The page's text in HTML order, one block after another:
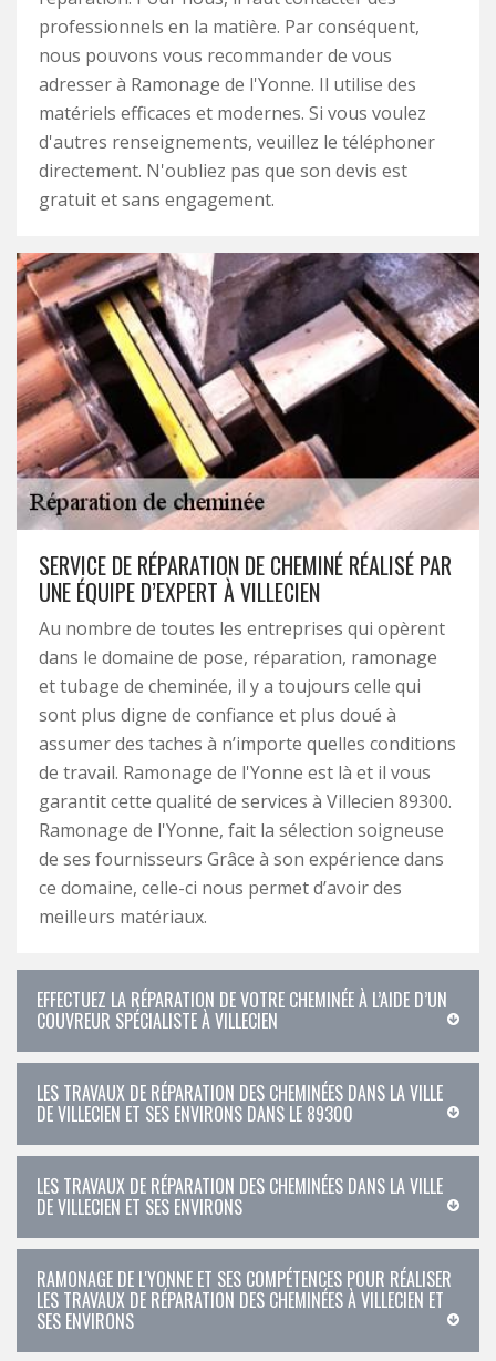
professionnels en la matière. Par conséquent,
nous pouvons vous recommander de vous
adresser à Ramonage de l'Yonne. Il utilise des
matériels efficaces et modernes. Si vous voulez
d'autres renseignements, veuillez le téléphoner
directement. N'oubliez pas que son devis est
gratuit et sans engagement.
SERVICE DE RÉPARATION DE CHEMINÉ RÉALISÉ PAR
UNE ÉQUIPE D’EXPERT À VILLECIEN
Au nombre de toutes les entreprises qui opèrent
dans le domaine de pose, réparation, ramonage
et tubage de cheminée, il y a toujours celle qui
sont plus digne de confiance et plus doué à
assumer des taches à n’importe quelles conditions
de travail. Ramonage de l'Yonne est là et il vous
garantit cette qualité de services à Villecien 89300.
Ramonage de l'Yonne, fait la sélection soigneuse
de ses fournisseurs Grâce à son expérience dans
ce domaine, celle-ci nous permet d’avoir des
meilleurs matériaux.
EFFECTUEZ LA RÉPARATION DE VOTRE CHEMINÉE À L’AIDE D’UN
COUVREUR SPÉCIALISTE À VILLECIEN
LES TRAVAUX DE RÉPARATION DES CHEMINÉES DANS LA VILLE
DE VILLECIEN ET SES ENVIRONS DANS LE 89300
LES TRAVAUX DE RÉPARATION DES CHEMINÉES DANS LA VILLE
DE VILLECIEN ET SES ENVIRONS
RAMONAGE DE L'YONNE ET SES COMPÉTENCES POUR RÉALISER
LES TRAVAUX DE RÉPARATION DES CHEMINÉES À VILLECIEN ET
SES ENVIRONS